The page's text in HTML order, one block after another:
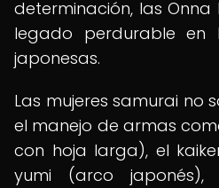
determinación, las Onna
legado perdurable en
japonesas.
Las mujeres samurai no
el manejo de armas
con hoja larga), el
yumi (arco japonés),